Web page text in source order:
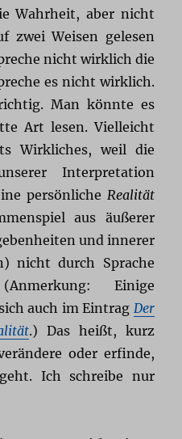
Wahrheit, aber nicht
zwei Weisen gelesen
nicht wirklich die
es nicht wirklich.
Man könnte es
Art lesen. Vielleicht
Wirkliches, weil die
Interpretation
persönliche Realität
aus äußerer
und innerer
nicht durch Sprache
Einige
auch im Eintrag Der
.) Das heißt, kurz
oder erfinde,
Ich schreibe nur